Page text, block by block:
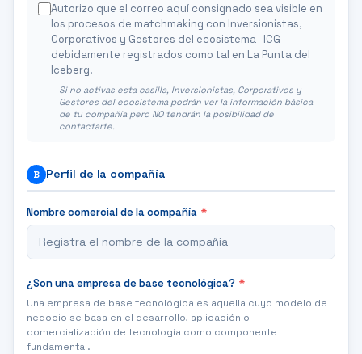
Autorizo que el correo aquí consignado sea visible en
los procesos de matchmaking con Inversionistas,
Corporativos y Gestores del ecosistema -ICG-
debidamente registrados como tal en La Punta del
Iceberg.
Si no activas esta casilla, Inversionistas, Corporativos y
Gestores del ecosistema podrán ver la información básica
de tu compañía pero NO tendrán la posibilidad de
contactarte.
B Perfil de la compañía
Nombre comercial de la compañía *
¿Son una empresa de base tecnológica? *
Una empresa de base tecnológica es aquella cuyo modelo de
negocio se basa en el desarrollo, aplicación o
comercialización de tecnología como componente
fundamental.